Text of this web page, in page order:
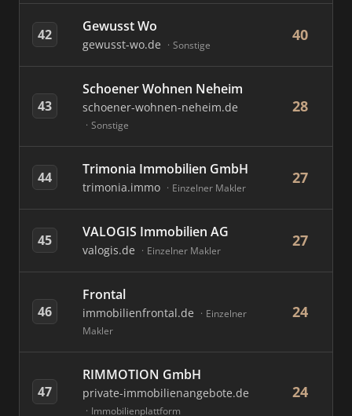
42 Gewusst Wo
gewusst-wo.de Sonstige
40
43
Schoener Wohnen Neheim
schoener-wohnen-neheim.de
Sonstige
28
44 Trimonia Immobilien GmbH
trimonia.immo Einzelner Makler
27
45 VALOGIS Immobilien AG
valogis.de Einzelner Makler
27
46
Frontal
immobilienfrontal.de
Einzelner
Makler
24
47
RIMMOTION GmbH
private-immobilienangebote.de
Immobilienplattform
24